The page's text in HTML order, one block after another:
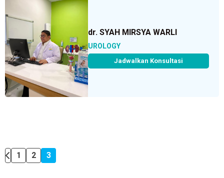
dr. SYAH MIRSYA WARLI
UROLOGY
Jadwalkan Konsultasi
1 2 3